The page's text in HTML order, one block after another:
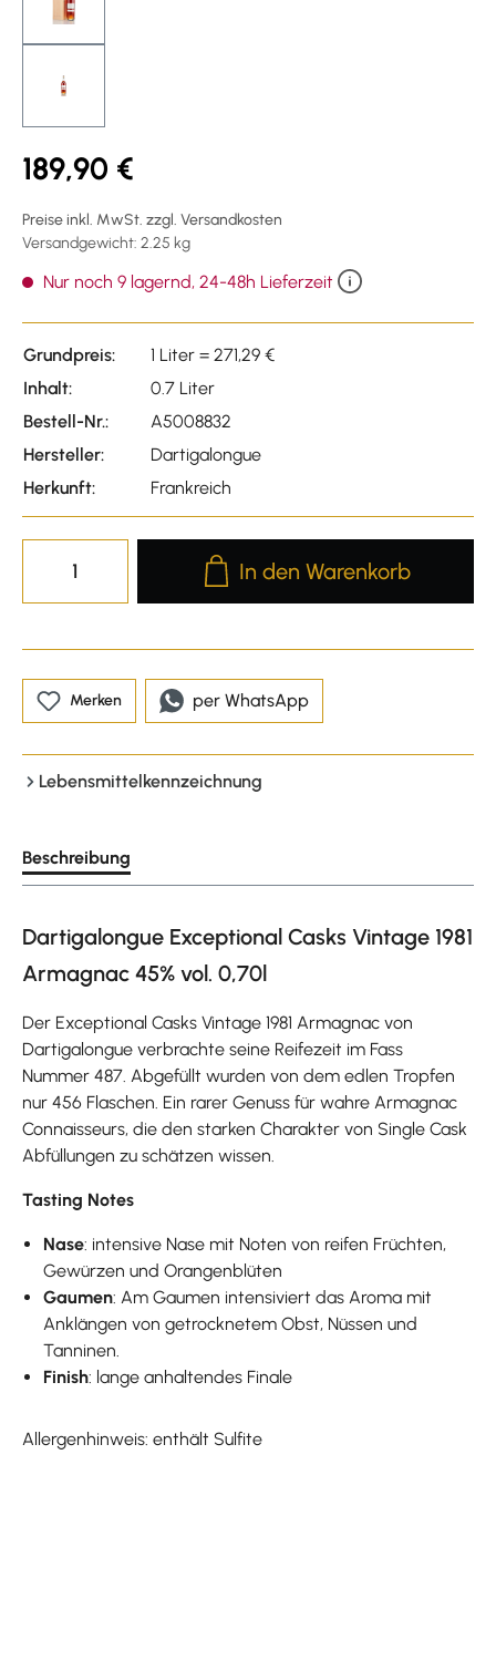
189,90 €
Preise inkl. MwSt. zzgl. Versandkosten
Versandgewicht: 2.25 kg
Nur noch 9 lagernd, 24-48h Lieferzeit
Grundpreis:
1 Liter = 271,29 €
Inhalt:
0.7 Liter
Bestell-Nr.:
A5008832
Hersteller:
Dartigalongue
Herkunft:
Frankreich
Produkt Anzahl: Gib den
In den Warenkorb
Merken per WhatsApp
Lebensmittelkennzeichnung
Beschreibung
Dartigalongue Exceptional Casks Vintage 1981
Armagnac 45% vol. 0,70l
Der Exceptional Casks Vintage 1981 Armagnac von
Dartigalongue verbrachte seine Reifezeit im Fass
Nummer 487. Abgefüllt wurden von dem edlen Tropfen
nur 456 Flaschen. Ein rarer Genuss für wahre Armagnac
Connaisseurs, die den starken Charakter von Single Cask
Abfüllungen zu schätzen wissen.
Tasting Notes
Nase: intensive Nase mit Noten von reifen Früchten,
Gewürzen und Orangenblüten
Gaumen: Am Gaumen intensiviert das Aroma mit
Anklängen von getrocknetem Obst, Nüssen und
Tanninen.
Finish: lange anhaltendes Finale
Allergenhinweis: enthält Sulfite